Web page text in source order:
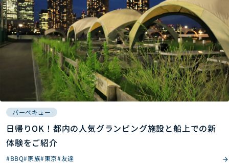
バーベキュー
日帰りOK！都内の人気グランピング施設と船上での新
体験をご紹介
#BBQ#家族#東京#友達